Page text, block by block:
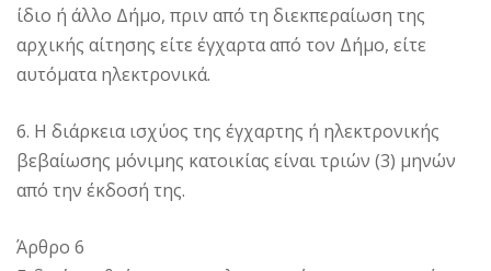
ίδιο ή άλλο Δήμο, πριν από τη διεκπεραίωση της
αρχικής αίτησης είτε έγχαρτα από τον Δήμο, είτε
αυτόματα ηλεκτρονικά.
6. Η διάρκεια ισχύος της έγχαρτης ή ηλεκτρονικής
βεβαίωσης μόνιμης κατοικίας είναι τριών (3) μηνών
από την έκδοσή της.
Άρθρο 6